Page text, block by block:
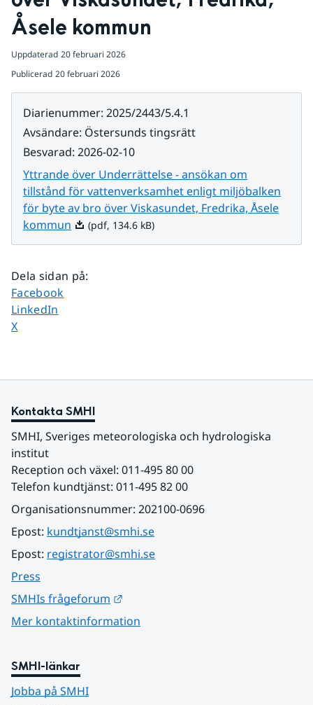
Åsele kommun
Uppdaterad 20 februari 2026
Publicerad 20 februari 2026
Diarienummer: 2025/2443/5.4.1
Avsändare: Östersunds tingsrätt
Besvarad: 2026-02-10
Yttrande över Underrättelse - ansökan om
tillstånd för vattenverksamhet enligt miljöbalken
för byte av bro över Viskasundet, Fredrika, Åsele
kommun Pdf, 134.6 kB.
(pdf, 134.6 kB)
Dela sidan på:
Dela sidan på
Facebook
Dela sidan på
LinkedIn
Dela sidan på
X
Kontakta SMHI
SMHI, Sveriges meteorologiska och hydrologiska
institut
Reception och växel: 011-495 80 00
Telefon kundtjänst: 011-495 82 00
Organisationsnummer: 202100-0696
Epost: kundtjanst@smhi.se
Epost: registrator@smhi.se
Press
SMHIs frågeforum
Mer kontaktinformation
SMHI-länkar
Jobba på SMHI